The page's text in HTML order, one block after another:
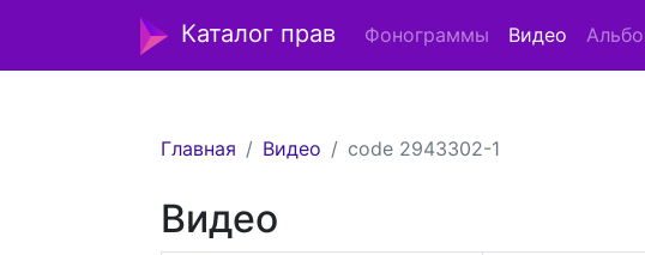
Каталог прав Фонограммы Видео
Главная Видео code 2943302-1
Видео